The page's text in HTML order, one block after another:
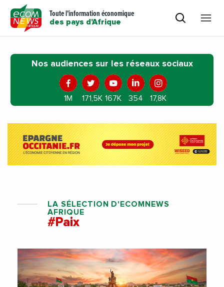
Toute l'information économique
des pays d'Afrique
Nos audiences sur les réseaux sociaux
1M 171,5K 167K 354 17,8K
LA SÉLECTION D'ECOMNEWS
AFRIQUE
#Paix